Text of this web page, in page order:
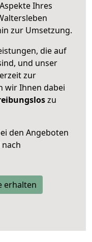
Ihres
zur Umsetzung.
die auf
und unser
zur
wir Ihnen dabei
zu
den Angeboten
erhalten